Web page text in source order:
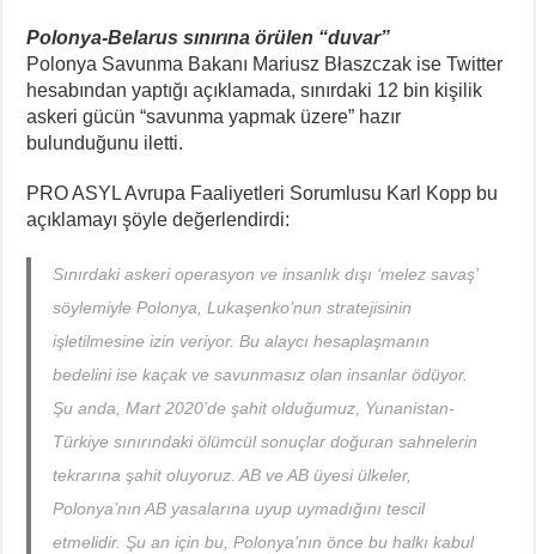
Polonya-Belarus sınırına örülen “duvar”
Polonya Savunma Bakanı Mariusz Błaszczak ise Twitter
hesabından yaptığı açıklamada, sınırdaki 12 bin kişilik
askeri gücün “savunma yapmak üzere” hazır
bulunduğunu iletti.
PRO ASYL Avrupa Faaliyetleri Sorumlusu Karl Kopp bu
açıklamayı şöyle değerlendirdi:
Sınırdaki askeri operasyon ve insanlık dışı ‘melez savaş’
söylemiyle Polonya, Lukaşenko’nun stratejisinin
işletilmesine izin veriyor. Bu alaycı hesaplaşmanın
bedelini ise kaçak ve savunmasız olan insanlar ödüyor.
Şu anda, Mart 2020’de şahit olduğumuz, Yunanistan-
Türkiye sınırındaki ölümcül sonuçlar doğuran sahnelerin
tekrarına şahit oluyoruz. AB ve AB üyesi ülkeler,
Polonya’nın AB yasalarına uyup uymadığını tescil
etmelidir. Şu an için bu, Polonya’nın önce bu halkı kabul